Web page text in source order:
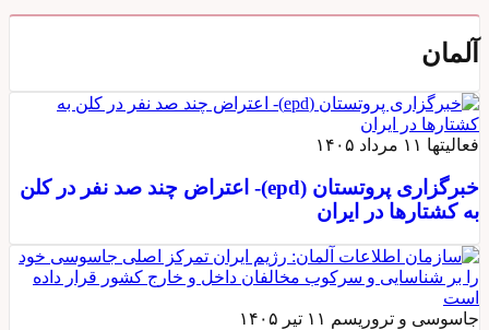
آلمان
فعالیتها ۱۱ مرداد ۱۴۰۵
خبرگزاری پروتستان (epd)- اعتراض چند صد نفر در کلن
به کشتارها در ایران
جاسوسی و تروریسم ۱۱ تیر ۱۴۰۵